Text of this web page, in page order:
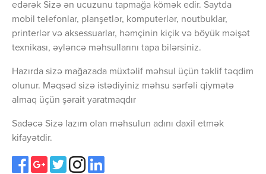
edərək Sizə ən ucuzunu tapmağa kömək edir. Saytda
mobil telefonlar, planşetlər, komputerlər, noutbuklar,
printerlər və aksessuarlar, həmçinin kiçik və böyük məişət
texnikası, əyləncə məhsullarını tapa bilərsiniz.
Hazırda sizə mağazada müxtəlif məhsul üçün təklif təqdim
olunur. Məqsəd sizə istədiyiniz məhsu sərfəli qiymətə
almaq üçün şərait yaratmaqdır
Sadəcə Sizə lazım olan məhsulun adını daxil etmək
kifayətdir.